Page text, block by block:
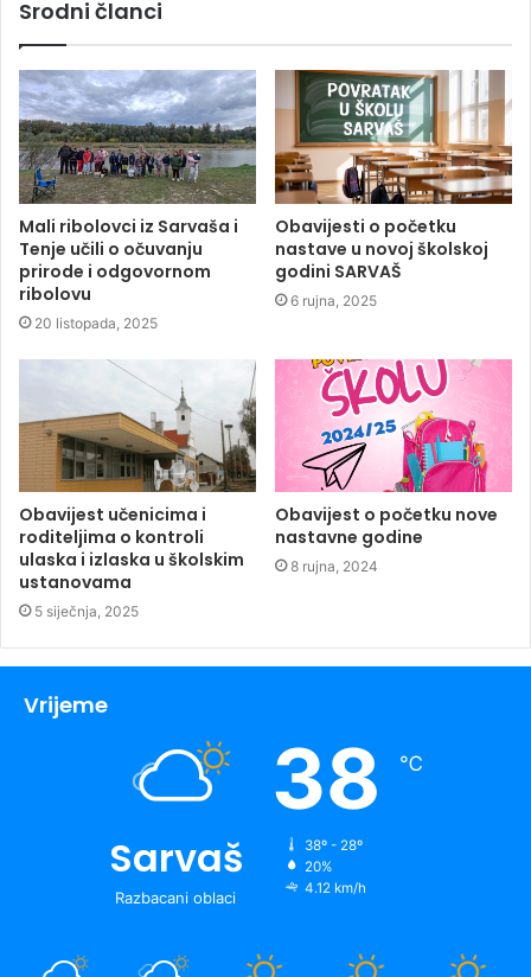
Srodni članci
Mali ribolovci iz Sarvaša i
Tenje učili o očuvanju
prirode i odgovornom
ribolovu
20 listopada, 2025
Obavijesti o početku
nastave u novoj školskoj
godini SARVAŠ
6 rujna, 2025
Obavijest učenicima i
roditeljima o kontroli
ulaska i izlaska u školskim
ustanovama
5 siječnja, 2025
Obavijest o početku nove
nastavne godine
8 rujna, 2024
Vrijeme
Sarvaš
Razbacani oblaci
38 ℃
38º - 28º
20%
4.12 km/h